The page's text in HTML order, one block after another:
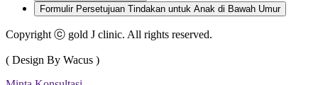
Formulir Persetujuan Tindakan untuk Anak di Bawah Umur
Copyright ⓒ gold J clinic. All rights reserved.
( Design By Wacus )